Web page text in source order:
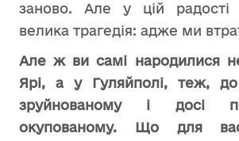
заново. Але у цій радості
велика трагедія: адже ми
Але ж ви самі народилися
Ярі, а у Гуляйполі, теж,
зруйнованому і досі
окупованому. Що для